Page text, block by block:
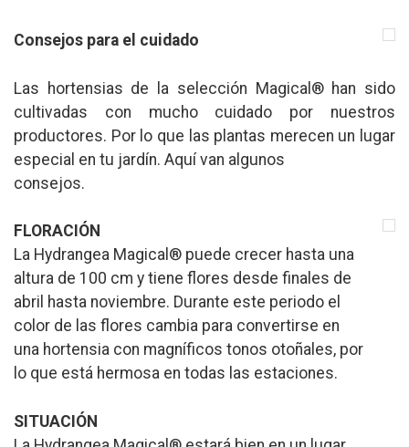
Consejos para el cuidado
Las hortensias de la selección Magical® han sido
cultivadas con mucho cuidado por nuestros
productores. Por lo que las plantas merecen un lugar
especial en tu jardín. Aquí van algunos
consejos.
FLORACIÓN
La Hydrangea Magical® puede crecer hasta una
altura de 100 cm y tiene flores desde finales de
abril hasta noviembre. Durante este periodo el
color de las flores cambia para convertirse en
una hortensia con magníficos tonos otoñales, por
lo que está hermosa en todas las estaciones.
SITUACIÓN